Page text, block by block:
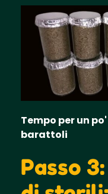
Tempo per un
barattoli
Passo